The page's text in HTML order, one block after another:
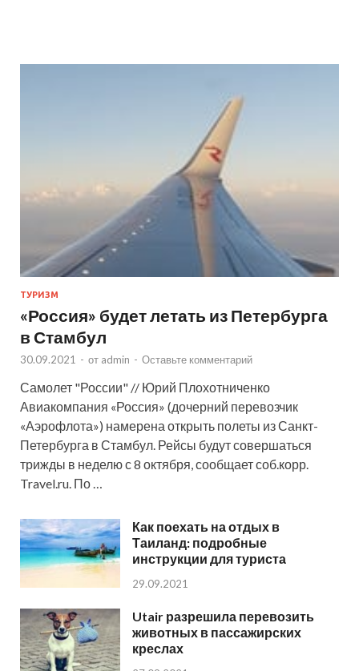
ТУРИЗМ
«Россия» будет летать из Петербурга
в Стамбул
30.09.2021 - от admin - Оставьте комментарий
Самолет "России" // Юрий Плохотниченко
Авиакомпания «Россия» (дочерний перевозчик
«Аэрофлота») намерена открыть полеты из Санкт-
Петербурга в Стамбул. Рейсы будут совершаться
трижды в неделю с 8 октября, сообщает соб.корр.
Travel.ru. По …
Как поехать на отдых в
Таиланд: подробные
инструкции для туриста
29.09.2021
Utair разрешила перевозить
животных в пассажирских
креслах